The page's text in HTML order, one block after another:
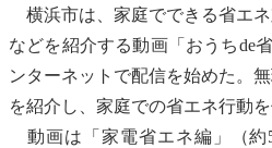
横浜市は、家庭でできる省エ
などを紹介する動画「おうちde
ンターネットで配信を始めた。
を紹介し、家庭での省エネ行動を
動画は「家電省エネ編」（約